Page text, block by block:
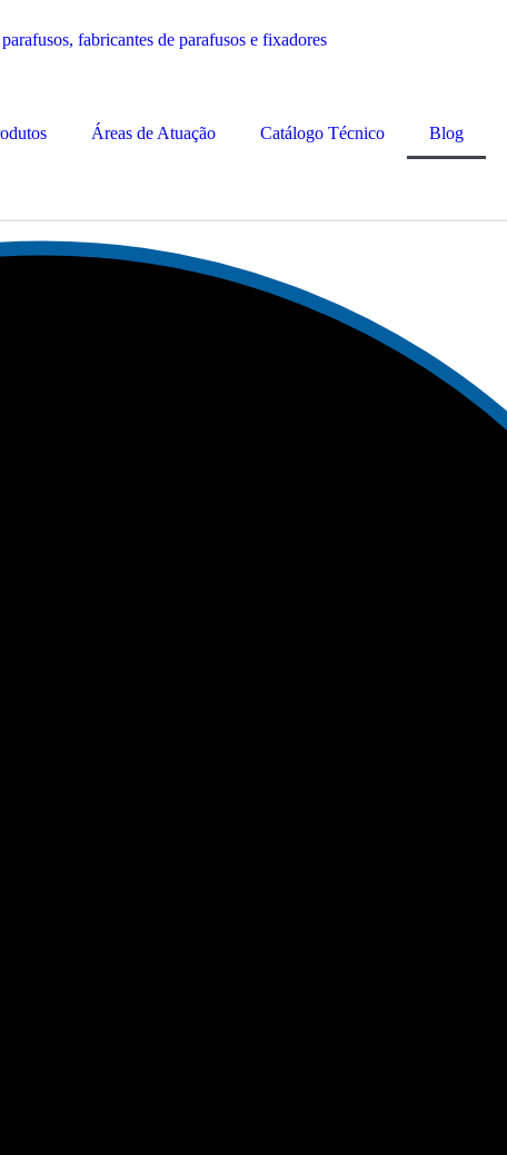
Áreas de Atuação Catálogo Técnico Blog